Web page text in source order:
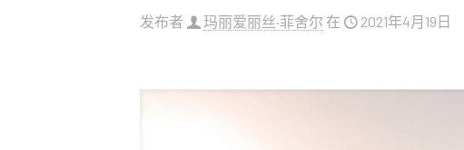
发布者 玛丽爱丽丝·菲舍尔 在 2021年4月19日